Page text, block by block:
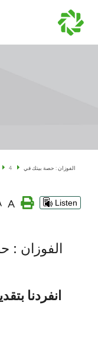
4
الفوزان : حصة بيتك في
A Listen
الفوزان :
انفردنا